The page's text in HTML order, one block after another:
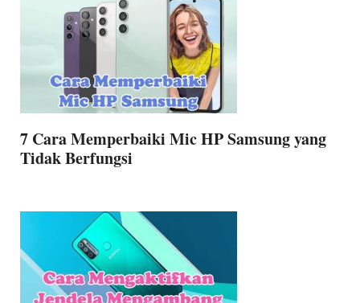
7 Cara Memperbaiki Mic HP Samsung yang
Tidak Berfungsi